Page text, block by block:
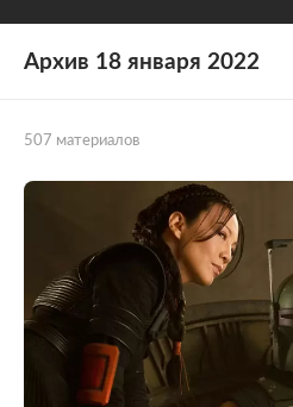
Архив 18 января 2022
507 материалов
Все рубрики
Мир
Экономика
Наука и техника
Культура